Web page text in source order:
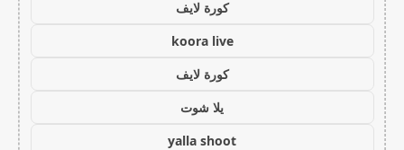
كورة لايف
koora live
كورة لايف
يلا شوت
yalla shoot